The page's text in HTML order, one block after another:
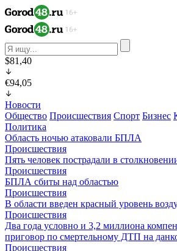
$81,40
€94,05
Новости
Общество Происшествия Спорт Бизнес
Политика
Область ночью атаковали БПЛА
Происшествия
Пять человек пострадали в
Происшествия
БПЛА сбиты над областью
Происшествия
В области введен красный уровень
Происшествия
Два года условно и 3,2 миллиона
приговор по смертельному ДТП на
Происшествия